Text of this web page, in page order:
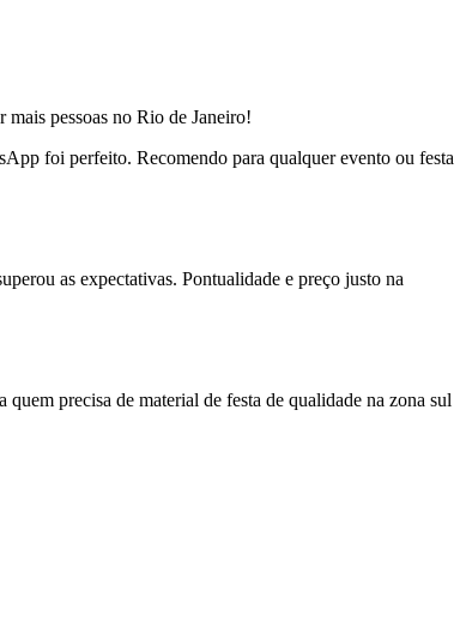
pessoas no Rio de Janeiro!
foi perfeito. Recomendo para qualquer evento ou festa
as expectativas. Pontualidade e preço justo na
precisa de material de festa de qualidade na zona sul